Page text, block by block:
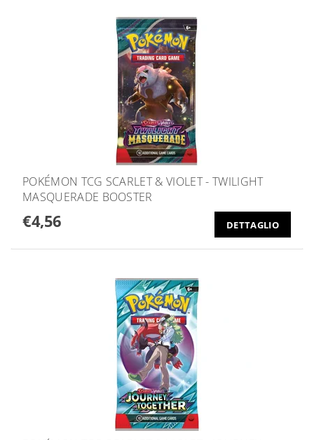
POKÉMON TCG SCARLET & VIOLET - TWILIGHT
MASQUERADE BOOSTER
€4,56 DETTAGLIO